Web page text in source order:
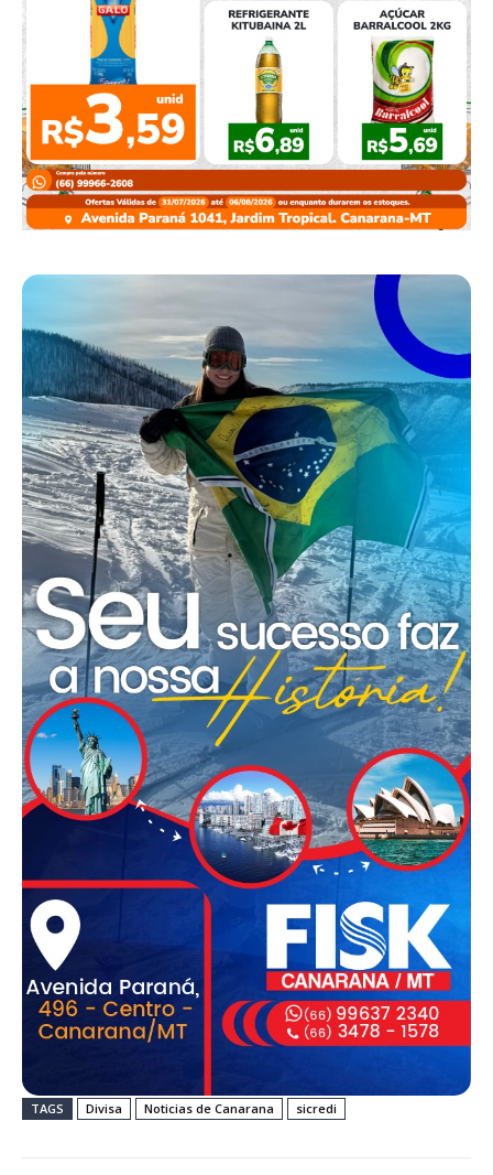
TAGS Divisa Noticias de Canarana sicredi